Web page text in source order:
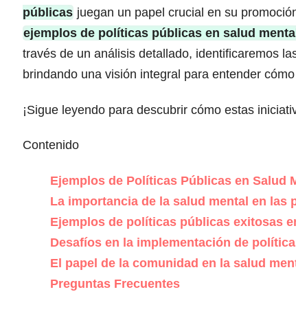
públicas juegan un papel crucial en su
ejemplos de políticas públicas en salud mental
través de un análisis detallado, identificaremos
brindando una visión integral para entender
¡Sigue leyendo para descubrir cómo estas
Contenido
Ejemplos de Políticas Públicas en Salud
La importancia de la salud mental en las
Ejemplos de políticas públicas exitosas
Desafíos en la implementación de
El papel de la comunidad en la salud
Preguntas Frecuentes